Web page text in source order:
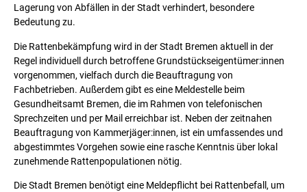
Lagerung von Abfällen in der Stadt verhindert, besondere
Bedeutung zu.
Die Rattenbekämpfung wird in der Stadt Bremen aktuell in der
Regel individuell durch betroffene Grundstückseigentümer:innen
vorgenommen, vielfach durch die Beauftragung von
Fachbetrieben. Außerdem gibt es eine Meldestelle beim
Gesundheitsamt Bremen, die im Rahmen von telefonischen
Sprechzeiten und per Mail erreichbar ist. Neben der zeitnahen
Beauftragung von Kammerjäger:innen, ist ein umfassendes und
abgestimmtes Vorgehen sowie eine rasche Kenntnis über lokal
zunehmende Rattenpopulationen nötig.
Die Stadt Bremen benötigt eine Meldepflicht bei Rattenbefall, um